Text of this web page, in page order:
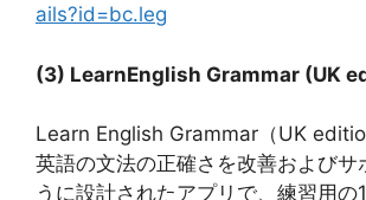
ails?id=bc.leg
(3) LearnEnglish Grammar (UK
Learn English Grammar（UK
英語の文法の正確さを改善およびサ
うに設計されたアプリで、練習用